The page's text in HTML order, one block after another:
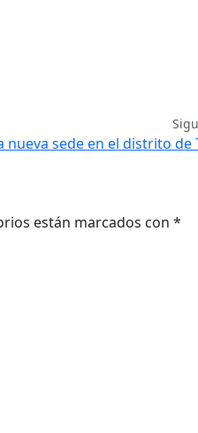
nueva sede en el distrito de
están marcados con *